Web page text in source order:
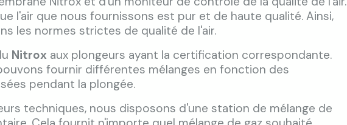
l'air que nous fournissons est pur et de haute qualité. Ainsi,
les normes strictes de qualité de l'air.
Nitrox aux plongeurs ayant la certification correspondante.
fournir différentes mélanges en fonction des
pendant la plongée.
techniques, nous disposons d'une station de mélange de